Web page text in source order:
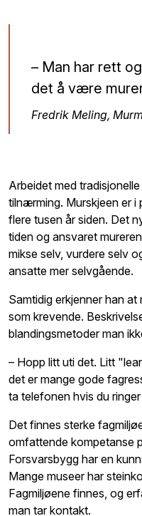
– Man har rett
det å være
Fredrik Meling,
Arbeidet med
tilnærming. Murskjeen er i
flere tusen år siden. Det
tiden og ansvaret
mikse selv, vurdere selv
ansatte mer selvgående.
Samtidig erkjenner han
som krevende.
blandingsmetoder man
– Hopp litt uti det. Litt "
det er mange gode
ta telefonen hvis du
Det finnes sterke
omfattende kompetanse
Forsvarsbygg har en
Mange museer har
Fagmiljøene finnes, og
man tar kontakt.